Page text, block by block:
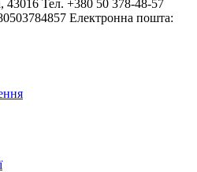
43016 Тел. +380 50 378-48-57
Електронна пошта: